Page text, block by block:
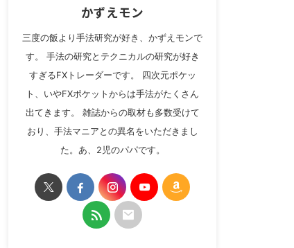
かずえモン
三度の飯より手法研究が好き、かずえモンで
す。 手法の研究とテクニカルの研究が好き
すぎるFXトレーダーです。 四次元ポケッ
ト、いやFXポケットからは手法がたくさん
出てきます。 雑誌からの取材も多数受けて
おり、手法マニアとの異名をいただきまし
た。あ、2児のパパです。